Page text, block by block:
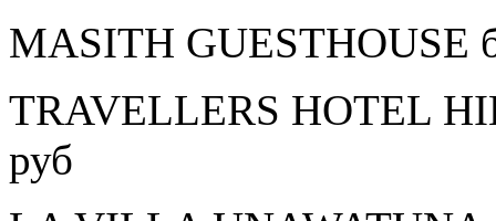
MASITH GUESTHOUSE
TRAVELLERS HOTEL
руб